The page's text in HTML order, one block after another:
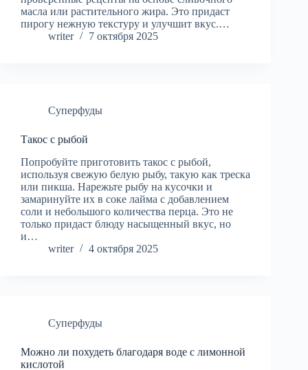
масла или растительного жира. Это придаст
пирогу нежную текстуру и улучшит вкус.…
writer
7 октября 2025
Суперфуды
Такос с рыбой
Попробуйте приготовить такос с рыбой,
используя свежую белую рыбу, такую как треска
или пикша. Нарежьте рыбу на кусочки и
замаринуйте их в соке лайма с добавлением
соли и небольшого количества перца. Это не
только придаст блюду насыщенный вкус, но
и…
writer
4 октября 2025
Суперфуды
Можно ли похудеть благодаря воде с лимонной
кислотой